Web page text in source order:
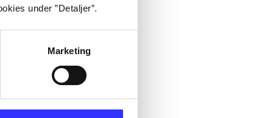
under ”Detaljer”.
Marketing